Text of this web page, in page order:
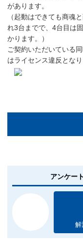
があります。
（起動はできても商魂
れ3台までで、4台目は
かります。）
ご契約いただいている
はライセンス違反とな
アンケー
解